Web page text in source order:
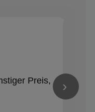
Preis,
›